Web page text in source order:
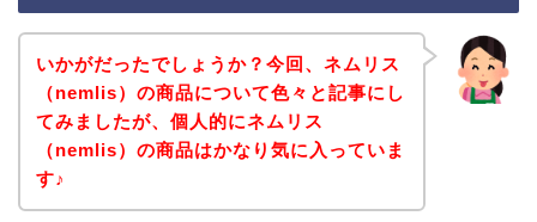
いかがだったでしょうか？今回、ネムリス
（nemlis）の商品について色々と記事にし
てみましたが、個人的にネムリス
（nemlis）の商品はかなり気に入っていま
す♪